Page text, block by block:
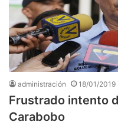
administración 18/01/2019
Frustrado intento
Carabobo